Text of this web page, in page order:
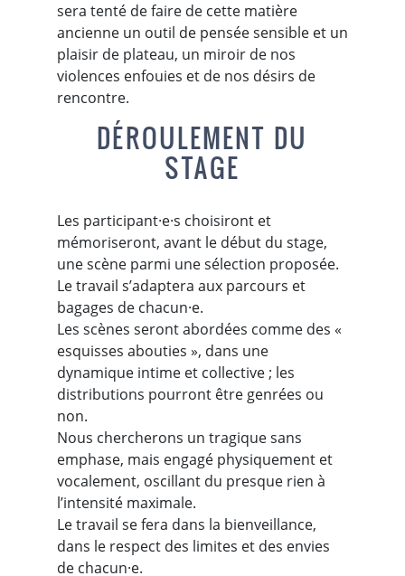
sera tenté de faire de cette matière
ancienne un outil de pensée sensible et un
plaisir de plateau, un miroir de nos
violences enfouies et de nos désirs de
rencontre.
DÉROULEMENT DU
STAGE
Les participant·e·s choisiront et
mémoriseront, avant le début du stage,
une scène parmi une sélection proposée.
Le travail s’adaptera aux parcours et
bagages de chacun·e.
Les scènes seront abordées comme des «
esquisses abouties », dans une
dynamique intime et collective ; les
distributions pourront être genrées ou
non.
Nous chercherons un tragique sans
emphase, mais engagé physiquement et
vocalement, oscillant du presque rien à
l’intensité maximale.
Le travail se fera dans la bienveillance,
dans le respect des limites et des envies
de chacun·e.